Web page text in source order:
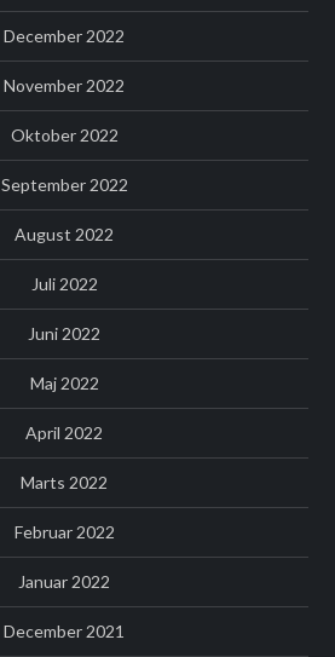
December 2022
November 2022
Oktober 2022
September 2022
August 2022
Juli 2022
Juni 2022
Maj 2022
April 2022
Marts 2022
Februar 2022
Januar 2022
December 2021